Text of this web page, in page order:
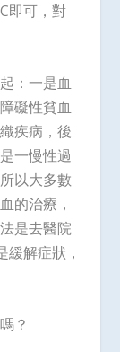
即可，對
：一是血
礙性貧血
疾病，後
一慢性過
以大多數
的治療，
是去醫院
解症狀，
？